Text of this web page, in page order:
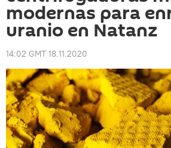
modernas para
uranio en Natanz
14:02 GMT 18.11.2020